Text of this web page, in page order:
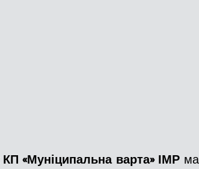
КП «Муніципальна варта» ІМР